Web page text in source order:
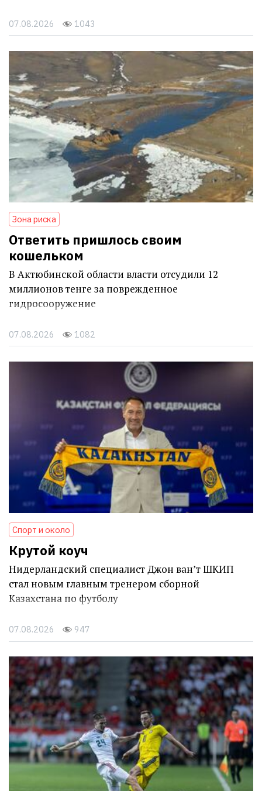
07.08.2026 1043
Зона риска
Ответить пришлось своим
кошельком
В Актюбинской области власти отсудили 12
миллионов тенге за поврежденное
гидросооружение
07.08.2026 1082
Спорт и около
Крутой коуч
Нидерландский специалист Джон ван’т ШКИП
стал новым главным тренером сборной
Казахстана по футболу
07.08.2026 947